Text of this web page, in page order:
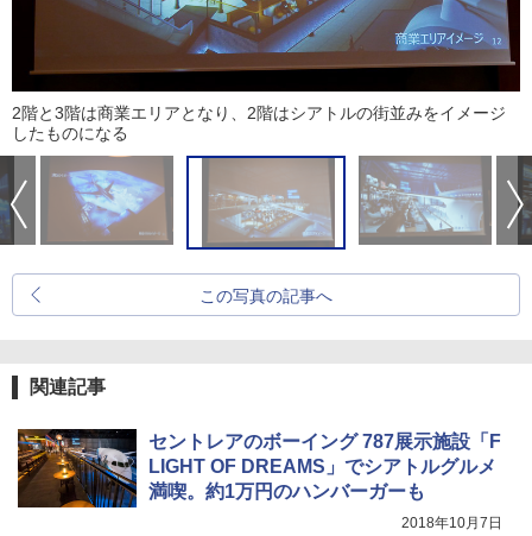
2階と3階は商業エリアとなり、2階はシアトルの街並みをイメージ
したものになる
この写真の記事へ
関連記事
セントレアのボーイング 787展示施設「F
LIGHT OF DREAMS」でシアトルグルメ
満喫。約1万円のハンバーガーも
2018年10月7日